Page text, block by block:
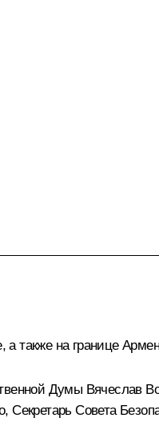
а также на границе
Думы Вячеслав
, Секретарь Совета